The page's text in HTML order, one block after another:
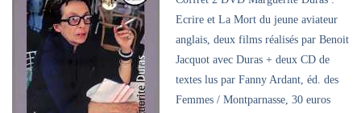
Ecrire et La Mort du jeune aviateur
anglais, deux films réalisés par Benoit
Jacquot avec Duras + deux CD de
textes lus par Fanny Ardant, éd. des
Femmes / Montparnasse, 30 euros